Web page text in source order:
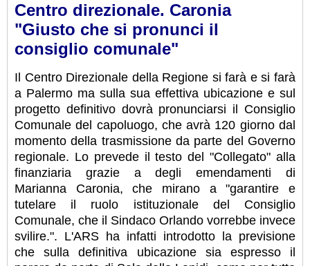
Centro direzionale. Caronia
"Giusto che si pronunci il
consiglio comunale"
Il Centro Direzionale della Regione si farà e si farà
a Palermo ma sulla sua effettiva ubicazione e sul
progetto definitivo dovrà pronunciarsi il Consiglio
Comunale del capoluogo, che avrà 120 giorno dal
momento della trasmissione da parte del Governo
regionale. Lo prevede il testo del "Collegato" alla
finanziaria grazie a degli emendamenti di
Marianna Caronia, che mirano a "garantire e
tutelare il ruolo istituzionale del Consiglio
Comunale, che il Sindaco Orlando vorrebbe invece
svilire.". L'ARS ha infatti introdotto la previsione
che sulla definitiva ubicazione sia espresso il